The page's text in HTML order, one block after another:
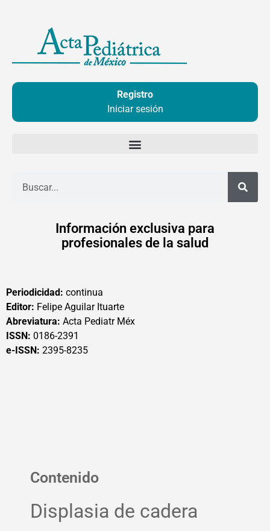
contenido
Registro
Iniciar sesión
Información exclusiva para
profesionales de la salud
Periodicidad: continua
Editor: Felipe Aguilar Ituarte
Abreviatura: Acta Pediatr Méx
ISSN: 0186-2391
e-ISSN: 2395-8235
Contenido
Displasia de cadera